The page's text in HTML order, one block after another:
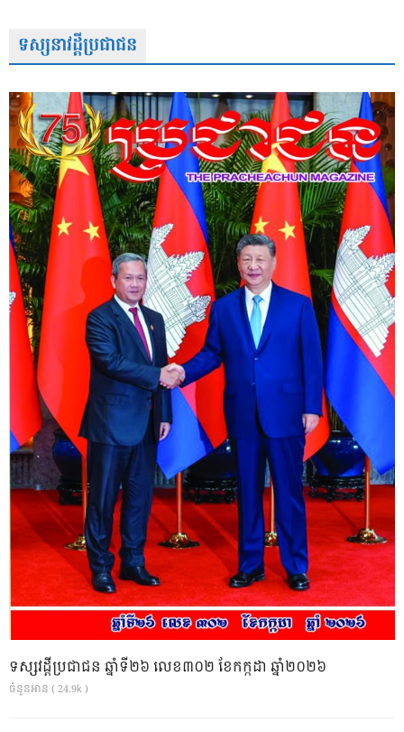
ទស្សនាវដ្តីប្រជាជន
ទស្សវដ្តីប្រជាជន ឆ្នាំទី២៦ លេខ៣០២ ខែកក្កដា ឆ្នាំ២០២៦
ចំនួនអាន ( 24.9k )